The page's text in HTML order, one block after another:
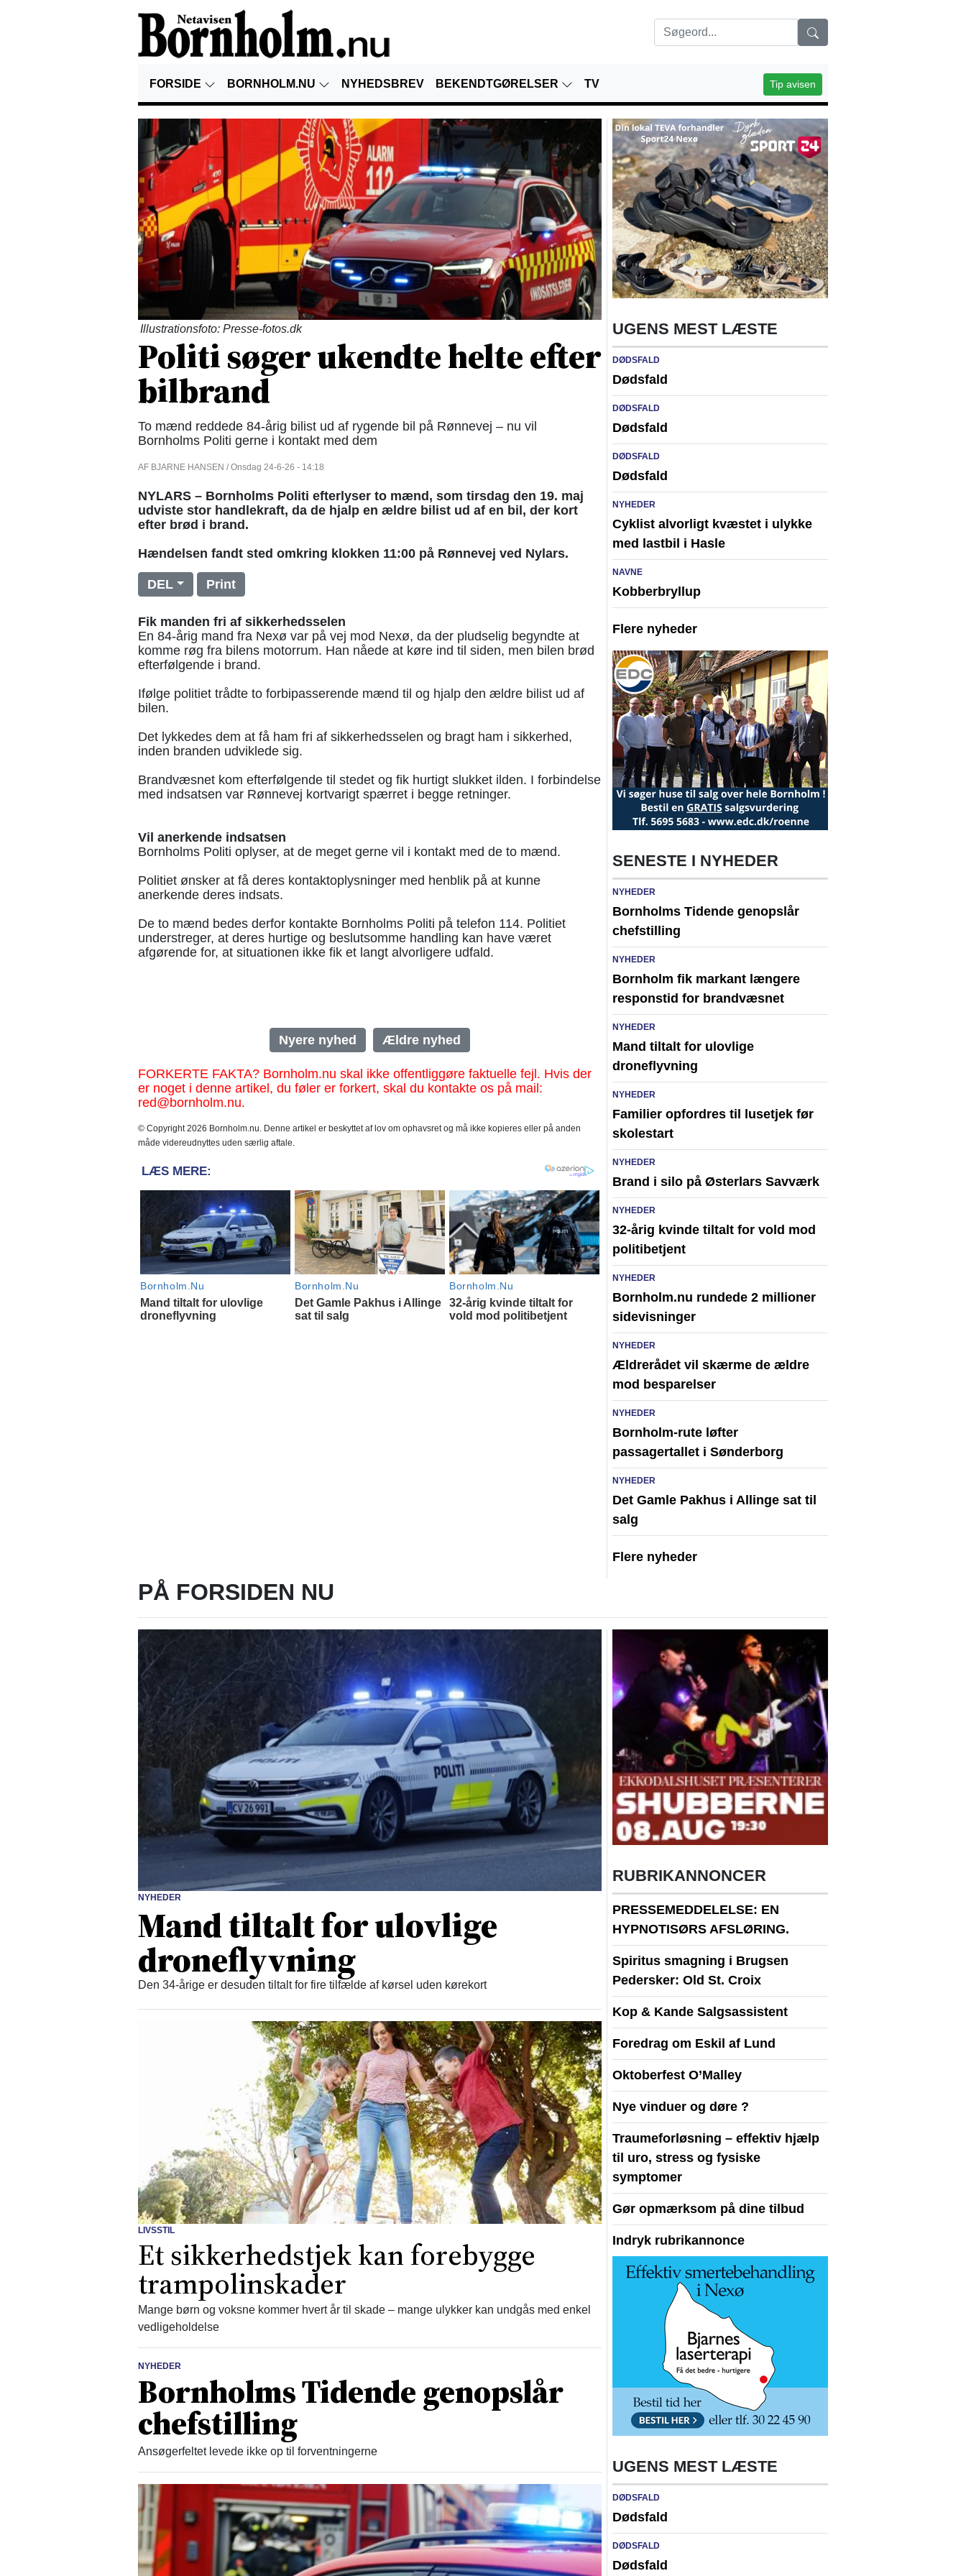
FORSIDE BORNHOLM.NU NYHEDSBREV BEKENDTGØRELSER TV Tip avisen
Illustrationsfoto: Presse-fotos.dk
Politi søger ukendte helte efter
bilbrand
To mænd reddede 84-årig bilist ud af rygende bil på Rønnevej – nu vil
Bornholms Politi gerne i kontakt med dem
AF BJARNE HANSEN / Onsdag 24-6-26 - 14:18
NYLARS – Bornholms Politi efterlyser to mænd, som tirsdag den 19. maj
udviste stor handlekraft, da de hjalp en ældre bilist ud af en bil, der kort
efter brød i brand.
Hændelsen fandt sted omkring klokken 11:00 på Rønnevej ved Nylars.
DEL Print
Fik manden fri af sikkerhedsselen
En 84-årig mand fra Nexø var på vej mod Nexø, da der pludselig begyndte at
komme røg fra bilens motorrum. Han nåede at køre ind til siden, men bilen brød
efterfølgende i brand.
Ifølge politiet trådte to forbipasserende mænd til og hjalp den ældre bilist ud af
bilen.
Det lykkedes dem at få ham fri af sikkerhedsselen og bragt ham i sikkerhed,
inden branden udviklede sig.
Brandvæsnet kom efterfølgende til stedet og fik hurtigt slukket ilden. I forbindelse
med indsatsen var Rønnevej kortvarigt spærret i begge retninger.
Vil anerkende indsatsen
Bornholms Politi oplyser, at de meget gerne vil i kontakt med de to mænd.
Politiet ønsker at få deres kontaktoplysninger med henblik på at kunne
anerkende deres indsats.
De to mænd bedes derfor kontakte Bornholms Politi på telefon 114. Politiet
understreger, at deres hurtige og beslutsomme handling kan have været
afgørende for, at situationen ikke fik et langt alvorligere udfald.
Nyere nyhed Ældre nyhed
FORKERTE FAKTA? Bornholm.nu skal ikke offentliggøre faktuelle fejl. Hvis der
er noget i denne artikel, du føler er forkert, skal du kontakte os på mail:
red@bornholm.nu.
© Copyright 2026 Bornholm.nu. Denne artikel er beskyttet af lov om ophavsret og må ikke kopieres eller på anden
måde videreudnyttes uden særlig aftale.
UGENS MEST LÆSTE
DØDSFALD
Dødsfald
DØDSFALD
Dødsfald
DØDSFALD
Dødsfald
NYHEDER
Cyklist alvorligt kvæstet i ulykke
med lastbil i Hasle
NAVNE
Kobberbryllup
Flere nyheder
SENESTE I NYHEDER
NYHEDER
Bornholms Tidende genopslår
chefstilling
NYHEDER
Bornholm fik markant længere
responstid for brandvæsnet
NYHEDER
Mand tiltalt for ulovlige
droneflyvning
NYHEDER
Familier opfordres til lusetjek før
skolestart
NYHEDER
Brand i silo på Østerlars Savværk
NYHEDER
32-årig kvinde tiltalt for vold mod
politibetjent
NYHEDER
Bornholm.nu rundede 2 millioner
sidevisninger
NYHEDER
Ældrerådet vil skærme de ældre
mod besparelser
NYHEDER
Bornholm-rute løfter
passagertallet i Sønderborg
NYHEDER
Det Gamle Pakhus i Allinge sat til
salg
Flere nyheder
PÅ FORSIDEN NU
NYHEDER
Mand tiltalt for ulovlige
droneflyvning
Den 34-årige er desuden tiltalt for fire tilfælde af kørsel uden kørekort
LIVSSTIL
Et sikkerhedstjek kan forebygge
trampolinskader
Mange børn og voksne kommer hvert år til skade – mange ulykker kan undgås med enkel
vedligeholdelse
NYHEDER
Bornholms Tidende genopslår
chefstilling
Ansøgerfeltet levede ikke op til forventningerne
RUBRIKANNONCER
PRESSEMEDDELELSE: EN
HYPNOTISØRS AFSLØRING.
Spiritus smagning i Brugsen
Pedersker: Old St. Croix
Kop & Kande Salgsassistent
Foredrag om Eskil af Lund
Oktoberfest O’Malley
Nye vinduer og døre ?
Traumeforløsning – effektiv hjælp
til uro, stress og fysiske
symptomer
Gør opmærksom på dine tilbud
Indryk rubrikannonce
UGENS MEST LÆSTE
DØDSFALD
Dødsfald
DØDSFALD
Dødsfald